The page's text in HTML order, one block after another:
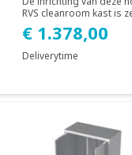
RVS cleanroom kast is
aan te passen, middels
eenvoudig te...
€ 1.378,00
Deliverytime